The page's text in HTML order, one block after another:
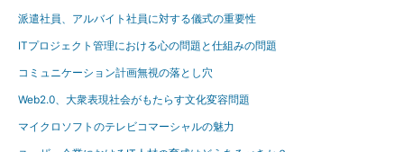
派遣社員、アルバイト社員に対する儀式の重要性
ITプロジェクト管理における心の問題と仕組みの問題
コミュニケーション計画無視の落とし穴
Web2.0、大衆表現社会がもたらす文化変容問題
マイクロソフトのテレビコマーシャルの魅力